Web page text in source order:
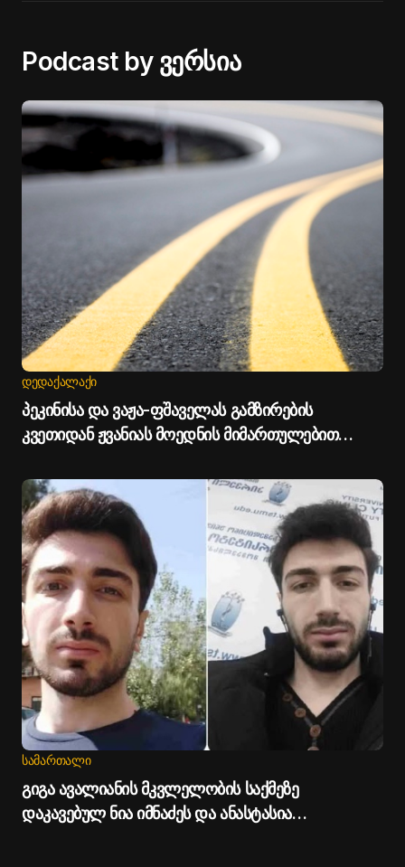
Podcast by ვერსია
ᲓᲔᲓᲐᲥᲐᲚᲐᲥᲘ
პეკინისა და ვაჟა-ფშაველას გამზირების
კვეთიდან ჟვანიას მოედნის მიმართულებით
მერია
ᲡᲐᲛᲐᲠᲗᲐᲚᲘ
გიგა ავალიანის მკვლელობის საქმეზე
დაკავებულ ნია იმნაძეს და ანასტასია